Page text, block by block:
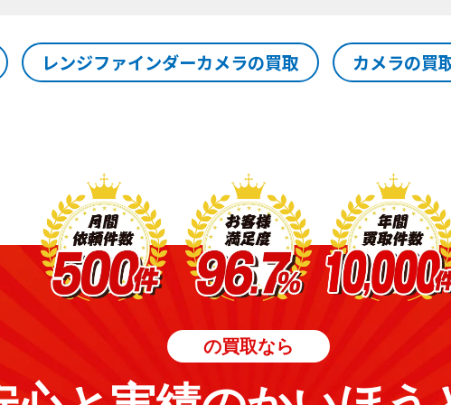
レンジファインダーカメラの買取 カメラの買
の買取なら